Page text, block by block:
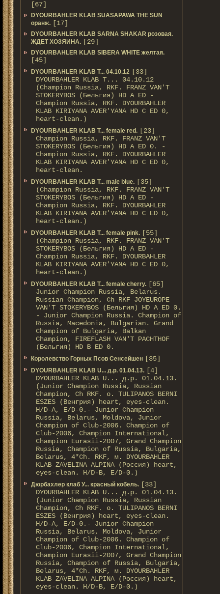
[67]
DYOURBAHLER KLAB SUASAPAWA THE SUN
оранж. [17]
DYOURBAHLER KLAB SARNA SHAKAR розовая.
ЖДЕТ ХОЗЯИНА. [29]
DYOURBAHLER KLAB SIBERA WHITE желтая.
[45]
DYOURBAHLER KLAB T... 04.10.12 [33]
DYOURBAHLER KLAB T... 04.10.12
(Champion Russia, RKF. FRANZ VAN'T
STOKERYBOS (Бельгия) HD А ED -
Champion Russia, RKF. DYOURBAHLER
KLAB KIRIYANA AVER'YANA HD С ED 0,
heart-clean.)
DYOURBAHLER KLAB T... female red. [23]
Champion Russia, RKF. FRANZ VAN'T
STOKERYBOS (Бельгия) HD А ED 0. -
Champion Russia, RKF. DYOURBAHLER
KLAB KIRIYANA AVER'YANA HD С ED 0,
heart-clean.
DYOURBAHLER KLAB T... male blue. [35]
(Champion Russia, RKF. FRANZ VAN'T
STOKERYBOS (Бельгия) HD А ED -
Champion Russia, RKF. DYOURBAHLER
KLAB KIRIYANA AVER'YANA HD С ED 0,
heart-clean.)
DYOURBAHLER KLAB T... female pink. [55]
(Champion Russia, RKF. FRANZ VAN'T
STOKERYBOS (Бельгия) HD А ED -
Champion Russia, RKF. DYOURBAHLER
KLAB KIRIYANA AVER'YANA HD С ED 0,
heart-clean.)
DYOURBAHLER KLAB T... female cherry. [65]
Junior Champion Russia, Belarus.
Russian Champion, Ch RKF JOYEUROPE
VAN'T STOKERYBOS (Бельгия) HD А ED 0.
- Junior Champion Russia. Champion of
Russia, Macedonia, Bulgarian. Grand
Champion of Bulgaria, Balkan
Champion, FIREFLASH VAN'T PACHTHOF
(Бельгия) HD B ED 0.
Королевство Горных Псов Сенсейшен [35]
DYOURBAHLER KLAB U... д.р. 01.04.13. [4]
DYOURBAHLER KLAB U... д.р. 01.04.13.
(Junior Champion Russia, Russian
Champion, Ch RKF. о. TULIPANOS BERNI
ESZES (Венгрия) heart, eyes-clean.
H/D-A, E/D-0.- Junior Champion
Russia, Belarus, Moldova, Junior
Champion of Club-2006. Champion of
Club-2006, Champion International,
Champion Eurasii-2007, Grand Champion
Russia, Champion of Russia, Bulgaria,
Belarus, 4*Ch. RKF, м. DYOURBAHLER
KLAB ZAVELINA ALPINA (Россия) heart,
eyes-clean. H/D-В, E/D-0.)
Дюрбахлер клаб У... красный кобель. [33]
DYOURBAHLER KLAB U... д.р. 01.04.13.
(Junior Champion Russia, Russian
Champion, Ch RKF. о. TULIPANOS BERNI
ESZES (Венгрия) heart, eyes-clean.
H/D-A, E/D-0.- Junior Champion
Russia, Belarus, Moldova, Junior
Champion of Club-2006. Champion of
Club-2006, Champion International,
Champion Eurasii-2007, Grand Champion
Russia, Champion of Russia, Bulgaria,
Belarus, 4*Ch. RKF, м. DYOURBAHLER
KLAB ZAVELINA ALPINA (Россия) heart,
eyes-clean. H/D-В, E/D-0.)